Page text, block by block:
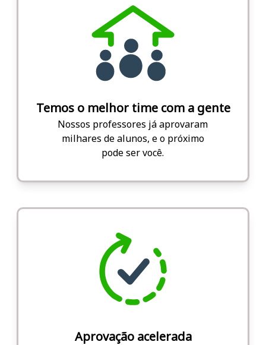
Temos o melhor time com a gente
Nossos professores já aprovaram
milhares de alunos, e o próximo
pode ser você.
Aprovação acelerada